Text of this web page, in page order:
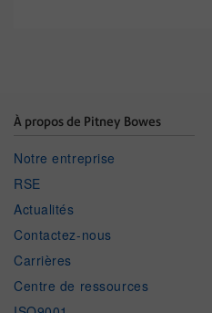
À propos de Pitney Bowes
Notre entreprise
RSE
Actualités
Contactez-nous
Carrières
Centre de ressources